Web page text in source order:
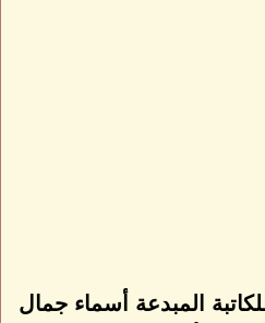
المبدعة أسماء جمال